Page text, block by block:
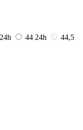
24h 44 24h
44,5